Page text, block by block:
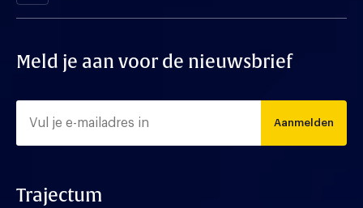
Meld je aan voor de nieuwsbrief
Aanmelden
Trajectum